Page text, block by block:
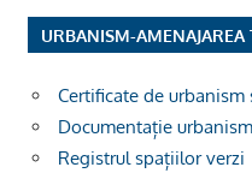
URBANISM-AMENAJAREA
Certificate de
Documentație urbanism
Registrul spațiilor verzi